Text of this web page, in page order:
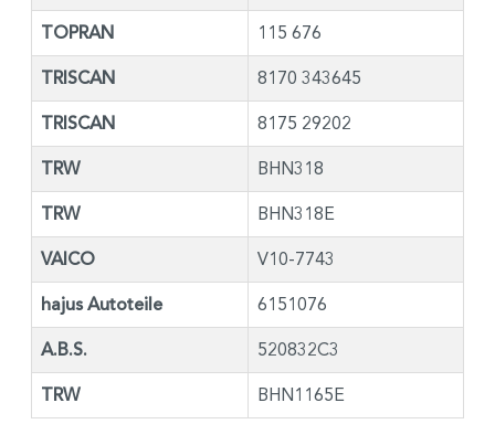
TOPRAN 115 676
TRISCAN 8170 343645
TRISCAN 8175 29202
TRW BHN318
TRW BHN318E
VAICO V10-7743
hajus Autoteile 6151076
A.B.S. 520832C3
TRW BHN1165E